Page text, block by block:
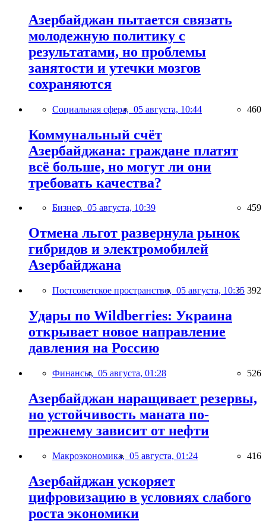
Азербайджан пытается связать
молодежную политику с
результатами, но проблемы
занятости и утечки мозгов
сохраняются
Социальная сфера, 05 августа, 10:44 460
Коммунальный счёт
Азербайджана: граждане платят
всё больше, но могут ли они
требовать качества?
Бизнес, 05 августа, 10:39 459
Отмена льгот развернула рынок
гибридов и электромобилей
Азербайджана
Постсоветское пространство, 05 августа, 10:35 392
Удары по Wildberries: Украина
открывает новое направление
давления на Россию
Финансы, 05 августа, 01:28 526
Азербайджан наращивает резервы,
но устойчивость маната по-
прежнему зависит от нефти
Макроэкономика, 05 августа, 01:24 416
Азербайджан ускоряет
цифровизацию в условиях слабого
роста экономики